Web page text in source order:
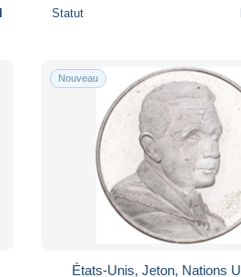
Statut
Nouveau
États-Unis, Jeton, Nations